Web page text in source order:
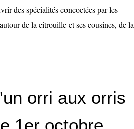
des spécialités concoctées par les
de la citrouille et ses cousines, de la
orri aux orris